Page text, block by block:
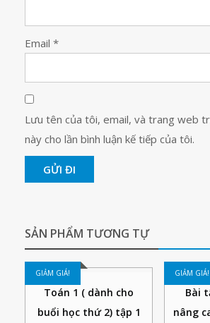
Email *
Lưu tên của tôi, email, và trang web
này cho lần bình luận kế tiếp của tôi.
SẢN PHẨM TƯƠNG TỰ
GIẢM GIÁ!
Toán 1 ( dành cho
buổi học thứ 2) tập 1
GIẢM GIÁ!
Bài
nâng